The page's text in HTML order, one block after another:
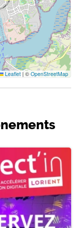
Leaflet | ©OpenStreetMap